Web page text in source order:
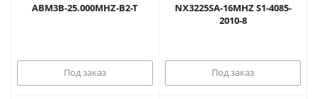
ABM3B-25.000MHZ-B2-T
Под заказ
NX3225SA-16MHZ S1-4085-
2010-8
Под заказ